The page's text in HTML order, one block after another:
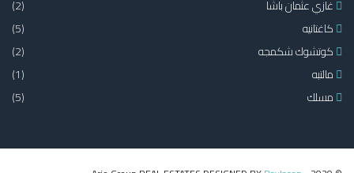
غازي عثمان باشا
(2)
كاغتانيه
(5)
كوتشوك شكمجه
(2)
مالتبه
(1)
مسلك
(5)